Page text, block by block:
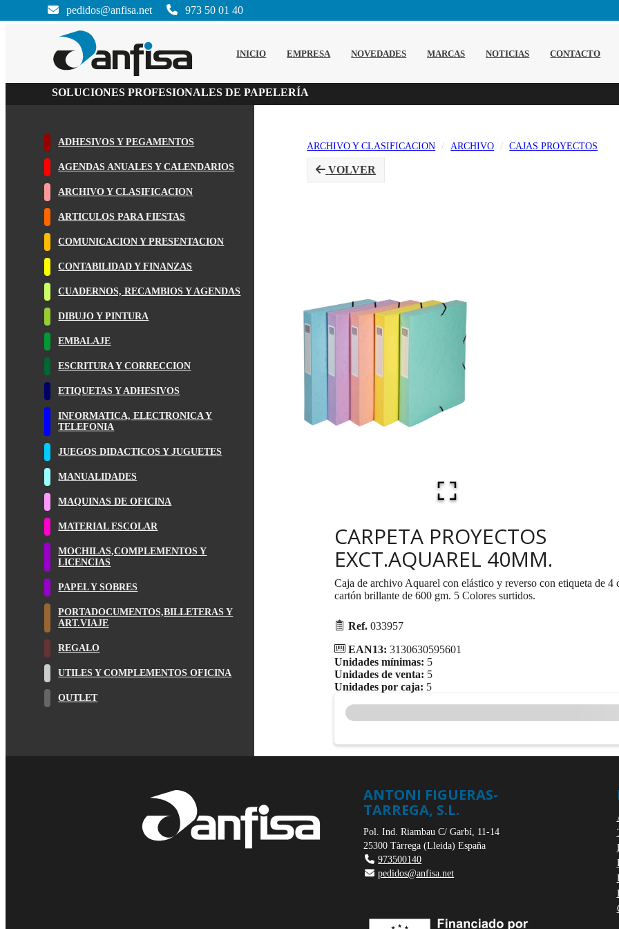
INICIO EMPRESA NOVEDADES MARCAS NOTICIAS CONTACTO
SOLUCIONES PROFESIONALES DE PAPELERÍA
pedidos@anfisa.net 973 50 01 40
ADHESIVOS Y PEGAMENTOS
AGENDAS ANUALES Y CALENDARIOS
ARCHIVO Y CLASIFICACION
ARTICULOS PARA FIESTAS
COMUNICACION Y PRESENTACION
CONTABILIDAD Y FINANZAS
CUADERNOS, RECAMBIOS Y AGENDAS
DIBUJO Y PINTURA
EMBALAJE
ESCRITURA Y CORRECCION
ETIQUETAS Y ADHESIVOS
INFORMATICA, ELECTRONICA Y
TELEFONIA
JUEGOS DIDACTICOS Y JUGUETES
MANUALIDADES
MAQUINAS DE OFICINA
MATERIAL ESCOLAR
MOCHILAS,COMPLEMENTOS Y
LICENCIAS
PAPEL Y SOBRES
PORTADOCUMENTOS,BILLETERAS Y
ART.VIAJE
REGALO
UTILES Y COMPLEMENTOS OFICINA
OUTLET
ARCHIVO Y CLASIFICACION ARCHIVO CAJAS PROYECTOS
VOLVER
CARPETA PROYECTOS
EXCT.AQUAREL 40MM.
Caja de archivo Aquarel con elástico y reverso con etiqueta de 4
cartón brillante de 600 gm. 5 Colores surtidos.
Ref. 033957
EAN13: 3130630595601
Unidades mínimas: 5
Unidades de venta: 5
Unidades por caja: 5
ANTONI FIGUERAS-
TARREGA, S.L.
Pol. Ind. Riambau C/ Garbí, 11-14
25300 Tàrrega(Lleida) España
973500140
pedidos@anfisa.net